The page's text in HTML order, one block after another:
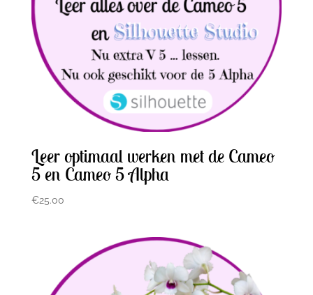
Leer optimaal werken met de Cameo
5 en Cameo 5 Alpha
€25.00